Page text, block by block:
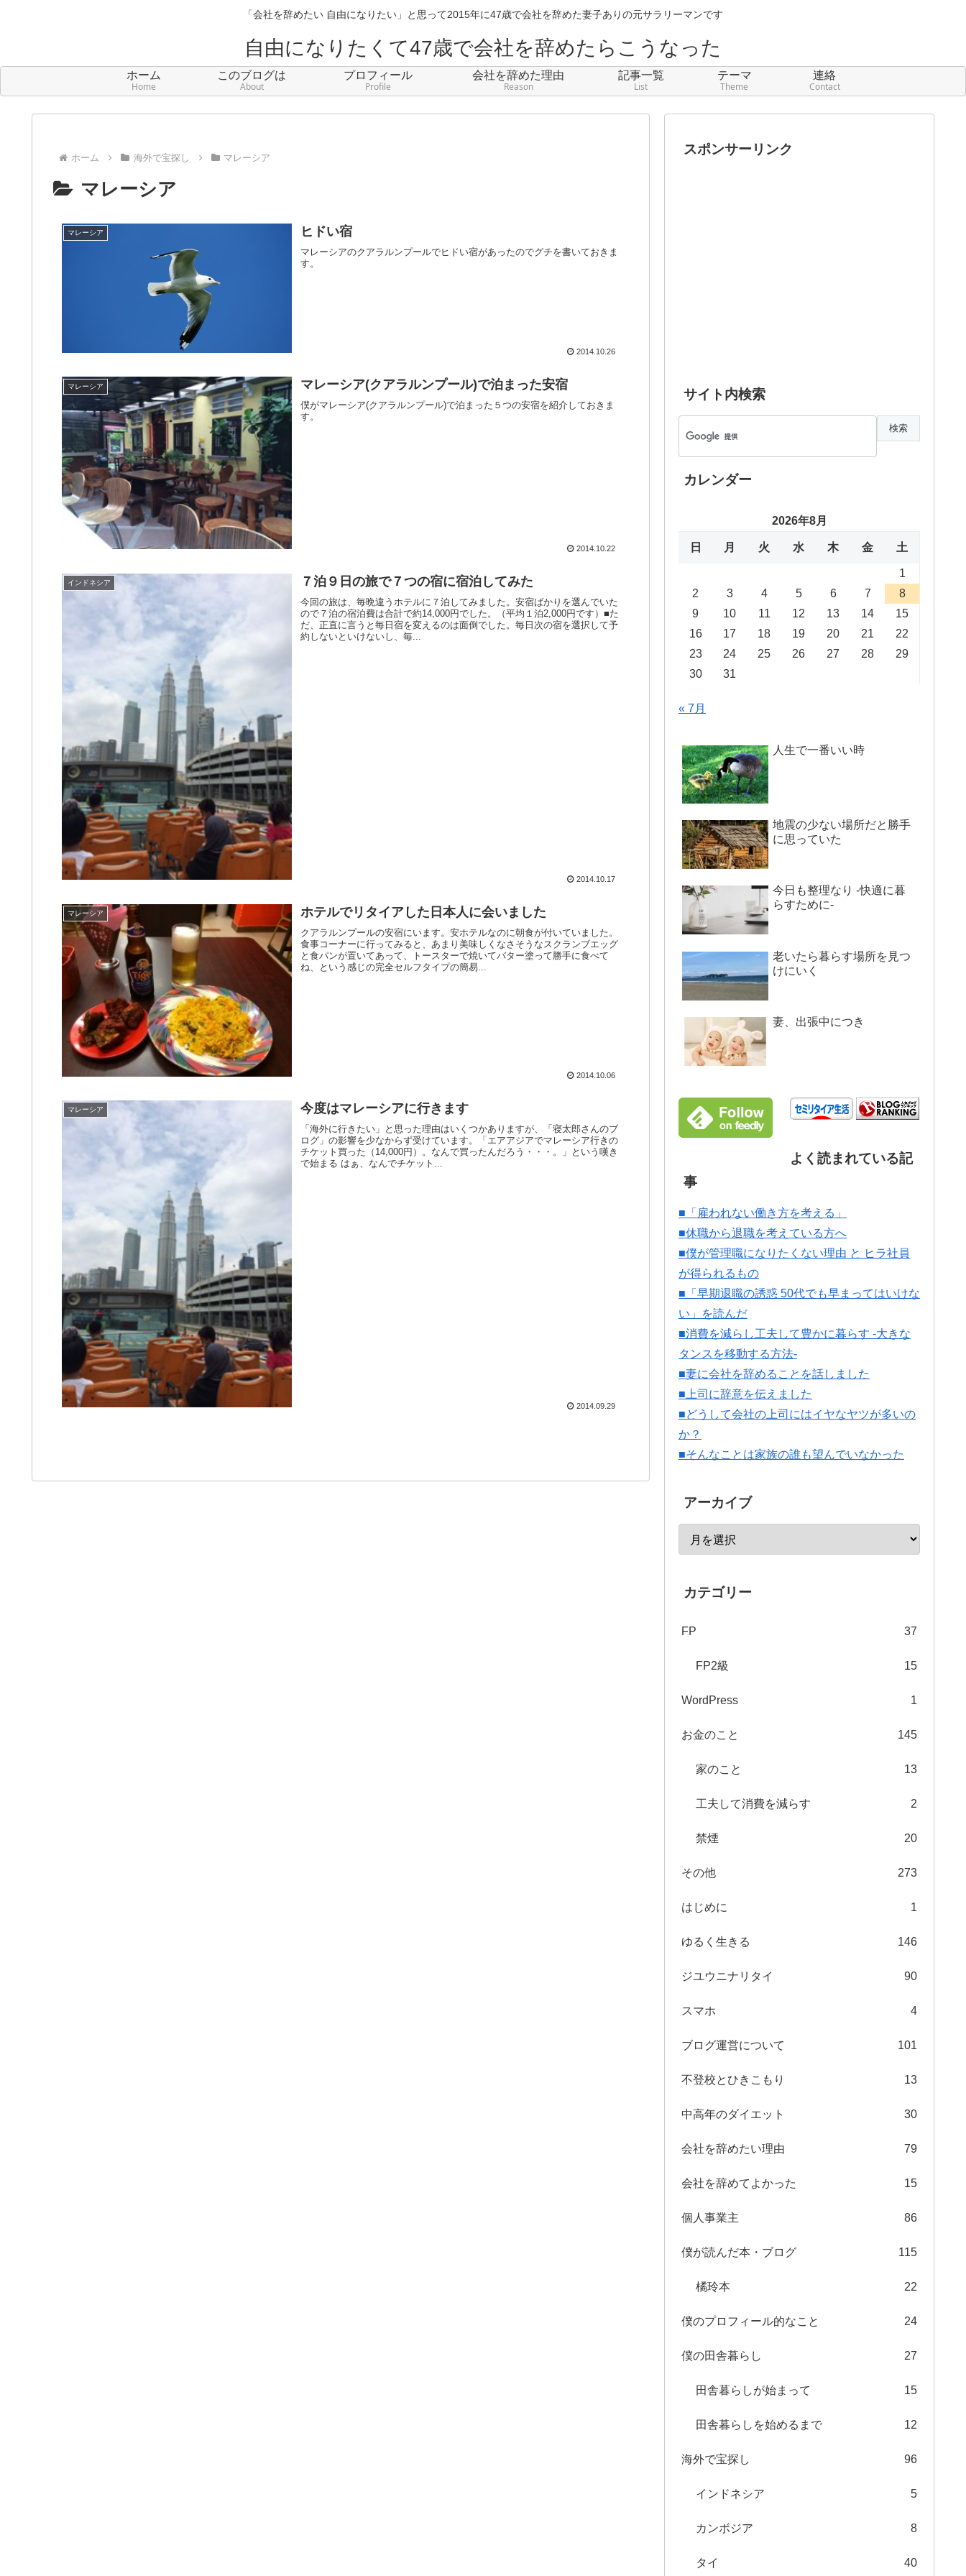
「会社を辞めたい 自由になりたい」と思って2015年に47歳で会社を辞めた妻子ありの元サラリーマンです
自由になりたくて47歳で会社を辞めたらこうなった
ホーム
Home
このブログは
About
プロフィール
Profile
会社を辞めた理由
Reason
記事一覧
List
テーマ
Theme
連絡
Contact
ホーム 海外で宝探し マレーシア
マレーシア
マレーシア ヒドい宿
マレーシアのクアラルンプールでヒドい宿があったのでグチを書いておきま
す。
2014.10.26
マレーシア マレーシア(クアラルンプール)で泊まった安宿
僕がマレーシア(クアラルンプール)で泊まった５つの安宿を紹介しておきま
す。
2014.10.22
インドネシア ７泊９日の旅で７つの宿に宿泊してみた
今回の旅は、毎晩違うホテルに７泊してみました。安宿ばかりを選んでいた
ので７泊の宿泊費は合計で約14,000円でした。（平均１泊2,000円です）■た
だ、正直に言うと毎日宿を変えるのは面倒でした。毎日次の宿を選択して予
約しないといけないし、毎...
2014.10.17
マレーシア ホテルでリタイアした日本人に会いました
クアラルンプールの安宿にいます。安ホテルなのに朝食が付いていました。
食事コーナーに行ってみると、あまり美味しくなさそうなスクランブエッグ
と食パンが置いてあって、トースターで焼いてバター塗って勝手に食べて
ね、という感じの完全セルフタイプの簡易...
2014.10.06
マレーシア 今度はマレーシアに行きます
「海外に行きたい」と思った理由はいくつかありますが、「寝太郎さんのブ
ログ」の影響を少なからず受けています。「エアアジアでマレーシア行きの
チケット買った（14,000円）。なんで買ったんだろう・・・。」という嘆き
で始まる はぁ、なんでチケット...
2014.09.29
スポンサーリンク
サイト内検索
カレンダー
2026年8月
日 月 火 水 木 金 土
1
2
3 4 5 6 7
8
9
10 11 12 13 14
15
16
17 18 19 20 21
22
23
24 25 26 27 28
29
30
31
« 7月
人生で一番いい時
地震の少ない場所だと勝手
に思っていた
今日も整理なり -快適に暮
らすために-
老いたら暮らす場所を見つ
けにいく
妻、出張中につき
よく読まれている記
事
■「雇われない働き方を考える」
■休職から退職を考えている方へ
■僕が管理職になりたくない理由 と ヒラ社員
が得られるもの
■「早期退職の誘惑 50代でも早まってはいけな
い」を読んだ
■消費を減らし工夫して豊かに暮らす -大きな
タンスを移動する方法-
■妻に会社を辞めることを話しました
■上司に辞意を伝えました
■どうして会社の上司にはイヤなヤツが多いの
か？
■そんなことは家族の誰も望んでいなかった
アーカイブ
カテゴリー
FP 37
FP2級 15
WordPress 1
お金のこと 145
家のこと 13
工夫して消費を減らす 2
禁煙 20
その他 273
はじめに 1
ゆるく生きる 146
ジユウニナリタイ 90
スマホ 4
ブログ運営について 101
不登校とひきこもり 13
中高年のダイエット 30
会社を辞めたい理由 79
会社を辞めてよかった 15
個人事業主 86
僕が読んだ本・ブログ 115
橘玲本 22
僕のプロフィール的なこと 24
僕の田舎暮らし 27
田舎暮らしが始まって 15
田舎暮らしを始めるまで 12
海外で宝探し 96
インドネシア 5
カンボジア 8
タイ 40